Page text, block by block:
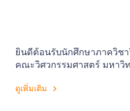
ยินดีต้อนรับนักศึกษาภาควิช
คณะวิศวกรรมศาสตร์ มหาวิ
ดูเพิ่มเติม